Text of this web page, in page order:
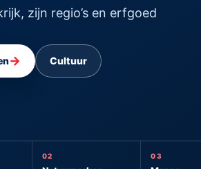
zijn regio’s en erfgoed
→ Cultuur
02 03